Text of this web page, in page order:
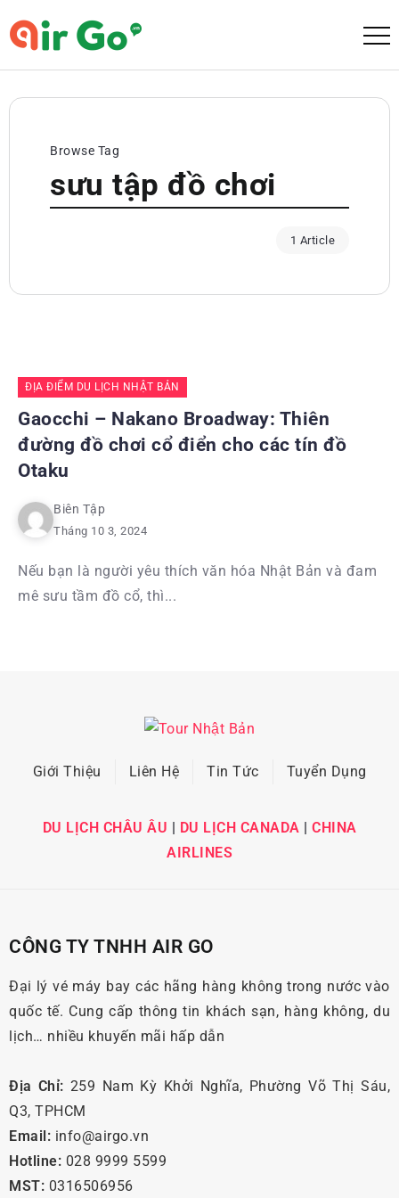
Browse Tag
sưu tập đồ chơi
1 Article
ĐỊA ĐIỂM DU LỊCH NHẬT BẢN
Gaocchi – Nakano Broadway: Thiên
đường đồ chơi cổ điển cho các tín đồ
Otaku
Biên Tập
Tháng 10 3, 2024
Nếu bạn là người yêu thích văn hóa Nhật Bản và đam
mê sưu tầm đồ cổ, thì...
Giới Thiệu Liên Hệ Tin Tức Tuyển Dụng
DU LỊCH CHÂU ÂU | DU LỊCH CANADA | CHINA
AIRLINES
CÔNG TY TNHH AIR GO
Đại lý vé máy bay các hãng hàng không trong nước vào
quốc tế. Cung cấp thông tin khách sạn, hàng không, du
lịch… nhiều khuyến mãi hấp dẫn
Địa Chỉ: 259 Nam Kỳ Khởi Nghĩa, Phường Võ Thị Sáu,
Q3, TPHCM
Email: info@airgo.vn
Hotline: 028 9999 5599
MST: 0316506956